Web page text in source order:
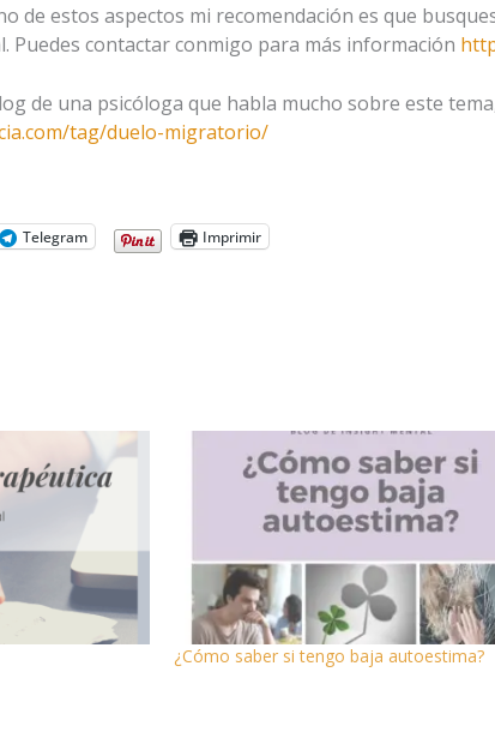
de estos aspectos mi recomendación es que
Puedes contactar conmigo para más información
de una psicóloga que habla mucho sobre este
tag/duelo-migratorio/
Telegram Imprimir
¿Cómo saber si tengo baja autoestima?